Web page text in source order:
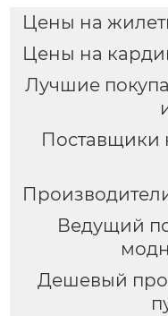
Цены на
Цены на
Лучшие
Поставщики
Ведущий
Дешевый